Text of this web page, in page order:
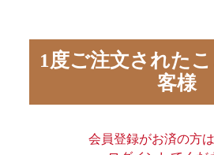
このサイトの使い方
プライバシーポリシー
1度ご注文された
客様
会員登録がお済の方